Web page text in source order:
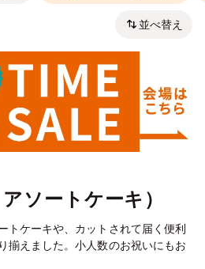
並べ替え
ソートケーキ）
トケーキや、カットされて届く便利
揃えました。小人数のお祝いにもお